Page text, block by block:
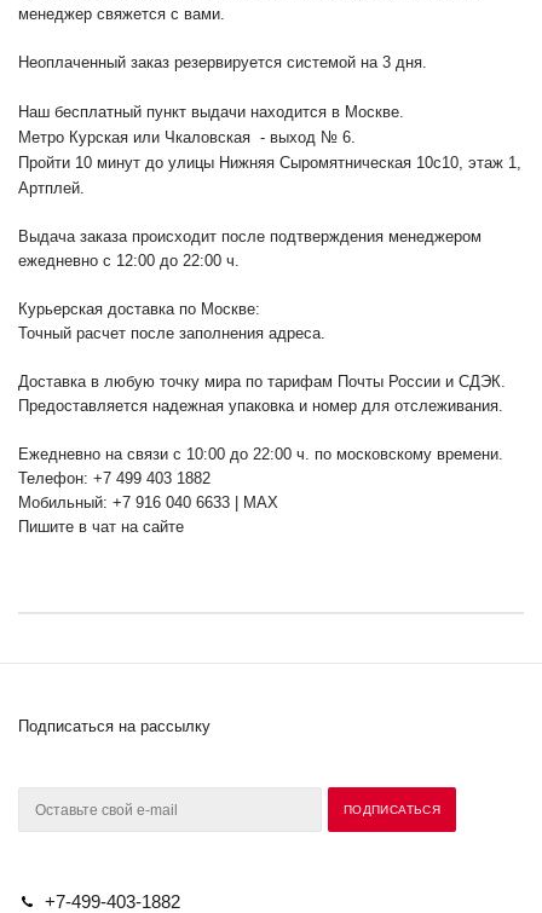
менеджер свяжется с вами.
Неоплаченный заказ резервируется системой на 3 дня.
Наш бесплатный пункт выдачи находится в Москве.
Метро Курская или Чкаловская - выход № 6.
Пройти 10 минут до улицы Нижняя Сыромятническая 10с10, этаж 1,
Артплей.
Выдача заказа происходит после подтверждения менеджером
ежедневно с 12:00 до 22:00 ч.
Курьерская доставка по Москве:
Точный расчет после заполнения адреса.
Доставка в любую точку мира по тарифам Почты России и СДЭК.
Предоставляется надежная упаковка и номер для отслеживания.
Ежедневно на связи с 10:00 до 22:00 ч. по московскому времени.
Телефон: +7 499 403 1882
Мобильный: +7 916 040 6633 | MAX
Пишите в чат на сайте
Подписаться на рассылку
+7-499-403-1882